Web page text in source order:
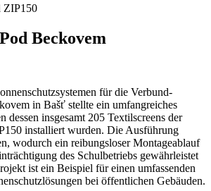
ZIP150
Beckovem
für die Verbund-
in Bašť stellte ein umfangreiches
dessen insgesamt 205 Textilscreens der
installiert wurden. Die Ausführung
wodurch ein reibungsloser Montageablauf
des Schulbetriebs gewährleistet
ist ein Beispiel für einen umfassenden
bei öffentlichen Gebäuden.